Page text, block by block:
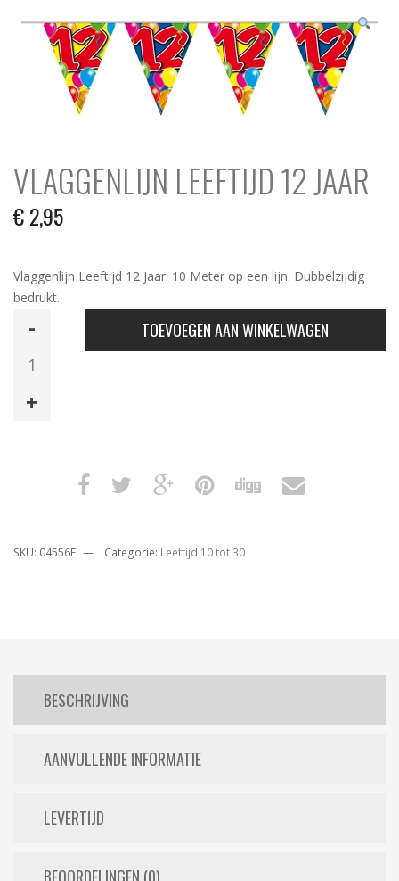
h
VLAGGENLIJN LEEFTIJD 12 JAAR
€2,95
Vlaggenlijn Leeftijd 12 Jaar. 10 Meter op een lijn. Dubbelzijdig
bedrukt.
TOEVOEGEN AAN WINKELWAGEN
SKU: 04556F Categorie: Leeftijd 10 tot 30
BESCHRIJVING
AANVULLENDE INFORMATIE
LEVERTIJD